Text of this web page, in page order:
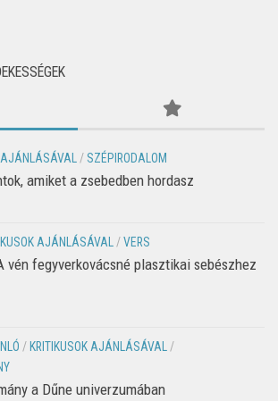
AJÁNLÁSÁVAL/ SZÉPIRODALOM
amiket a zsebedben hordasz
AJÁNLÁSÁVAL/VERS
vén fegyverkovácsné plasztikai sebészhez
/ KRITIKUSOK AJÁNLÁSÁVAL/
a Dűne univerzumában